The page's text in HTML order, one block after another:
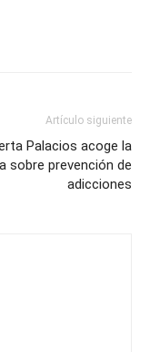
Artículo siguiente
Palacios acoge la
sobre prevención de
adicciones